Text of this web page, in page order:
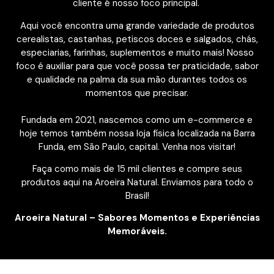
cliente é nosso foco principal.
Aqui você encontra uma grande variedade de produtos
cerealistas, castanhas, petiscos doces e salgados, chás,
especiarias, farinhas, suplementos e muito mais! Nosso
foco é auxiliar para que você possa ter praticidade, sabor
e qualidade na palma da sua mão durantes todos os
momentos que precisar.
Fundada em 2021, nascemos como um e-commerce e
hoje temos também nossa loja física localizada na Barra
Funda, em São Paulo, capital. Venha nos visitar!
Faça como mais de 15 mil clientes e compre seus
produtos aqui na Aroeira Natural. Enviamos para todo o
Brasil!
Aroeira Natural – Sabores Momentos e Experiências
Memoráveis.